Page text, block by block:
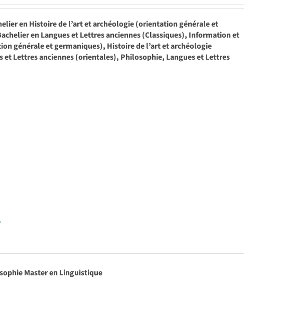
en Histoire de l’art et archéologie (orientation générale et
en Langues et Lettres anciennes (Classiques), Information et
générale et germaniques), Histoire de l’art et archéologie
Lettres anciennes (orientales), Philosophie, Langues et Lettres
Master en Linguistique